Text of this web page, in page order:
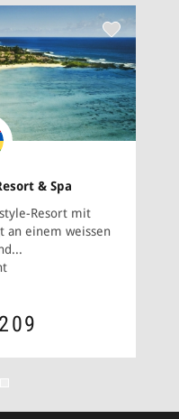
& Spa
­Resort mit
an einem weissen
209